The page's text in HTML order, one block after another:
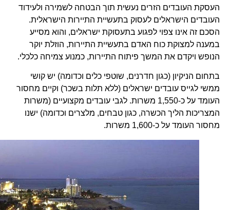
העסקת העובדים הזרים נעשית תוך הבטחה לשמירה ולעידוד
העובדים הישראלים לעסוק בתעשיית התיירות הישראלית.
הסכם זה אינו צפוי לפגוע בתעסוקת ישראלים, והוא מסייע
במענה למצוקת כוח האדם בתעשיית התיירות, הוזלת יוקר
הנופש ויקדם את המשך פיתוח התיירות, כמנוע צמיחה כלכלי.
בתחום הניקיון (כגון חדרנים, שוטפי כלים וכדומה) יש קושי
ממשי לגייס עובדים ישראלים (ללא תלות בשכר) וקיים מחסור
העומד על כ-1,550 משרות. לגבי עובדים מקצועיים (משרות
המצריכות הליך הכשרה, כגון טבחים, מלצרים וכדומה) ישנו
מחסור העומד על כ-1,600 משרות.